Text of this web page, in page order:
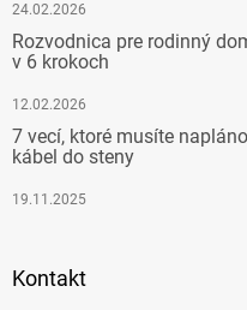
24.02.2026
Rozvodnica pre rodinný
v 6 krokoch
12.02.2026
7 vecí, ktoré musíte
kábel do steny
19.11.2025
Kontakt